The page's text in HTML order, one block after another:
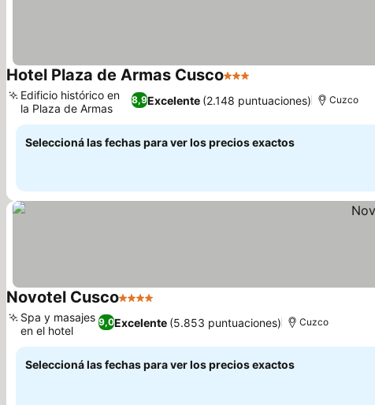
Hotel Plaza de Armas Cusco3 Estrellas
8,9Excelente (2.148 puntuaciones)
Edificio histórico en
la Plaza de Armas
Cuzco
Seleccioná las fechas para ver los precios exactos
Novotel Cusco4 Estrellas
9,0Excelente (5.853 puntuaciones)
Spa y masajes
en el hotel
Cuzco
Seleccioná las fechas para ver los precios exactos